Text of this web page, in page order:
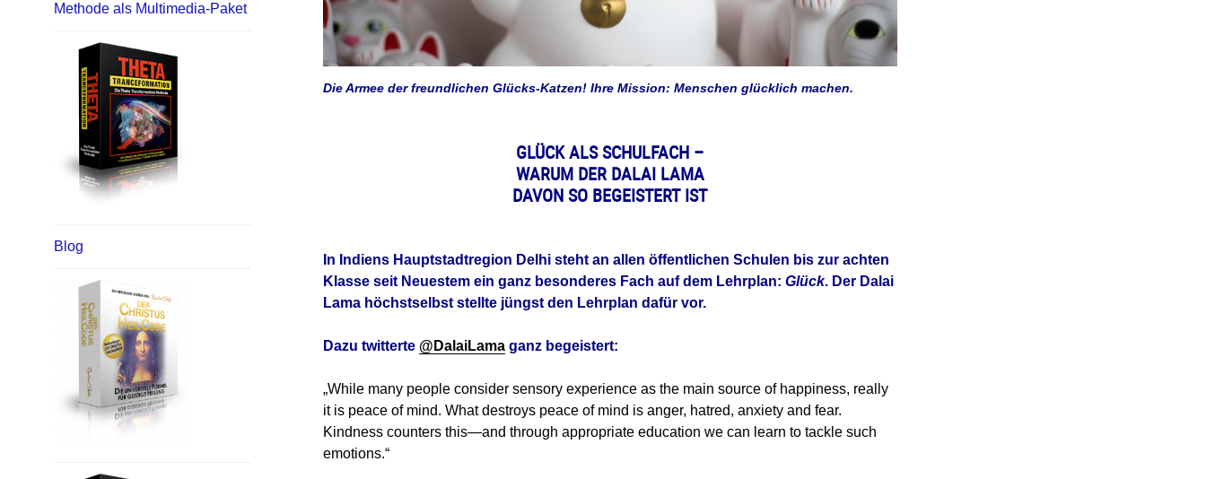
Methode als Multimedia-Paket
Blog
Die Armee der freundlichen Glücks-Katzen! Ihre Mission: Menschen glücklich machen.
GLÜCK ALS SCHULFACH –
WARUM DER DALAI LAMA
DAVON SO BEGEISTERT IST
In Indiens Hauptstadtregion Delhi steht an allen öffentlichen Schulen bis zur achten
Klasse seit Neuestem ein ganz besonderes Fach auf dem Lehrplan: Glück. Der Dalai
Lama höchstselbst stellte jüngst den Lehrplan dafür vor.
Dazu twitterte @DalaiLama ganz begeistert:
„While many people consider sensory experience as the main source of happiness, really
it is peace of mind. What destroys peace of mind is anger, hatred, anxiety and fear.
Kindness counters this—and through appropriate education we can learn to tackle such
emotions.“